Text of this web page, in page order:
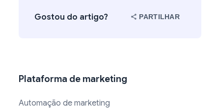
Gostou do artigo? PARTILHAR
Plataforma de marketing
Automação de marketing